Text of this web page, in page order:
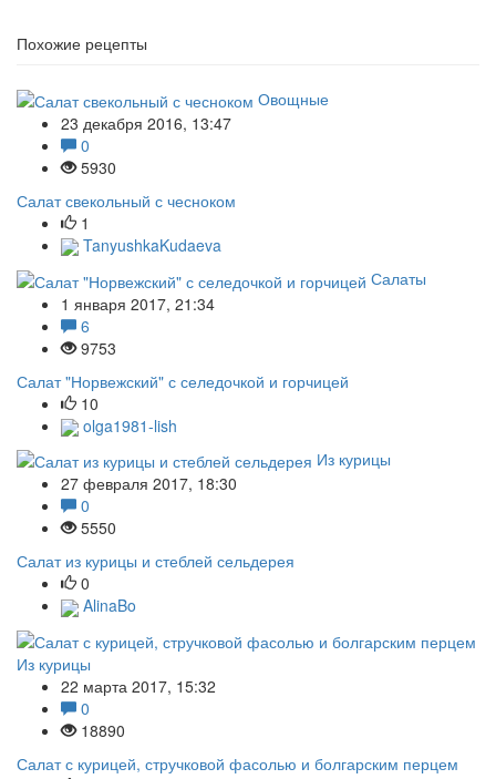
Похожие рецепты
Овощные
23 декабря 2016, 13:47
0
5930
Салат свекольный с чесноком
1
TanyushkaKudaeva
Салаты
1 января 2017, 21:34
6
9753
Салат "Норвежский" с селедочкой и горчицей
10
olga1981-lish
Из курицы
27 февраля 2017, 18:30
0
5550
Салат из курицы и стеблей сельдерея
0
AlinaBo
Из курицы
22 марта 2017, 15:32
0
18890
Салат с курицей, стручковой фасолью и болгарским перцем